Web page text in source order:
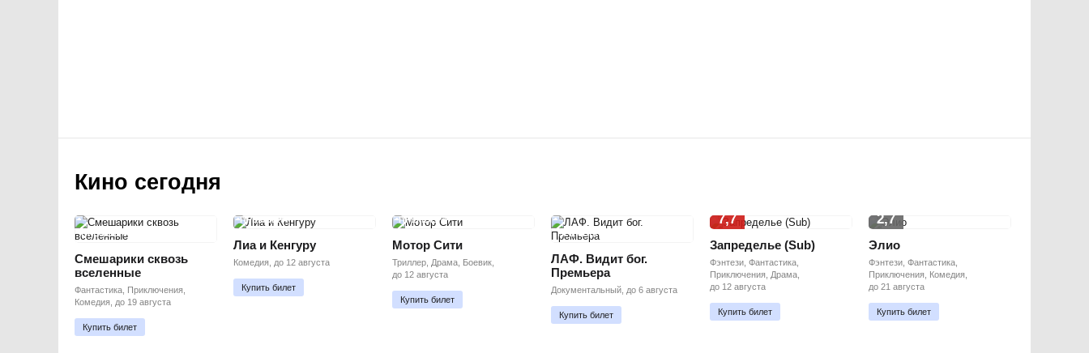
Кино сегодня
ПРЕМЬЕРА
Смешарики сквозь
вселенные
Фантастика, Приключения,
Комедия, до 19 августа
Купить билет
ПРЕМЬЕРА
Лиа и Кенгуру
Комедия, до 12 августа
Купить билет
ПРЕМЬЕРА
Мотор Сити
Триллер, Драма, Боевик,
до 12 августа
Купить билет
ПРЕМЬЕРА
ЛАФ. Видит бог.
Премьера
Документальный, до 6 августа
Купить билет
7,7
Запределье (Sub)
Фэнтези, Фантастика,
Приключения, Драма,
до 12 августа
Купить билет
2,7
Элио
Фэнтези, Фантастика,
Приключения, Комедия,
до 21 августа
Купить билет